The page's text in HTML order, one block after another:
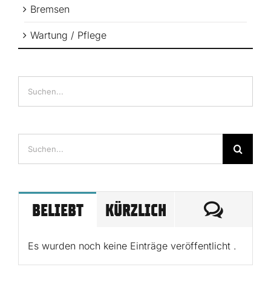
Bremsen
Wartung / Pflege
nach:
BELIEBT KÜRZLICH
Es wurden noch keine Einträge veröffentlicht .